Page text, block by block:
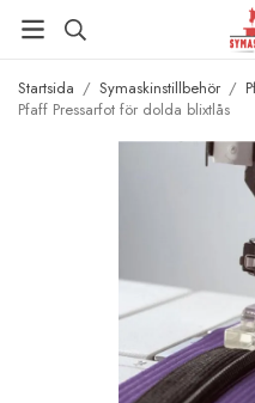
Startsida / Symaskinstillbehör /
Pfaff Pressarfot för dolda blixtlås